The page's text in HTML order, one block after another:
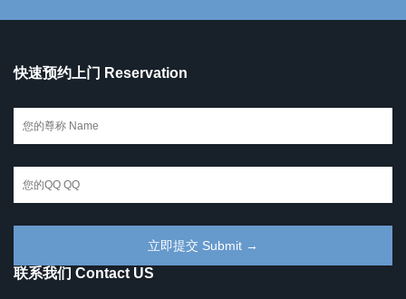
快速预约上门 Reservation
联系我们 Contact US